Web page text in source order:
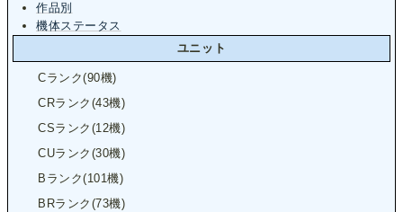
作品別
機体ステータス
ユニット
Cランク(90機)
CRランク(43機)
CSランク(12機)
CUランク(30機)
Bランク(101機)
BRランク(73機)